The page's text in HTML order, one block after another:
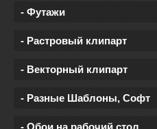
- Футажи
- Растровый клипарт
- Векторный клипарт
- Разные Шаблоны, Софт
- Обои на рабочий стол